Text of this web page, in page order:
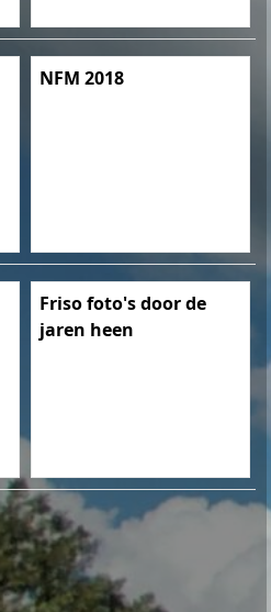
NFM 2018
Friso foto's door de
jaren heen